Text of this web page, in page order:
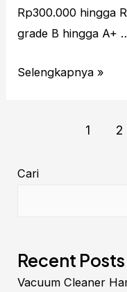
Rp300.000 hingga
grade B hingga A+
Harga
Malang
Selengkapnya »
1 2
Cari
Recent Posts
Vacuum Cleaner